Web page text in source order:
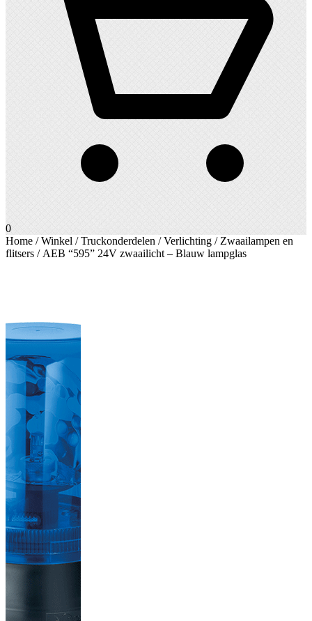
0
Home /Winkel /Truckonderdelen /Verlichting / Zwaailampen en
flitsers / AEB “595” 24V zwaailicht – Blauw lampglas